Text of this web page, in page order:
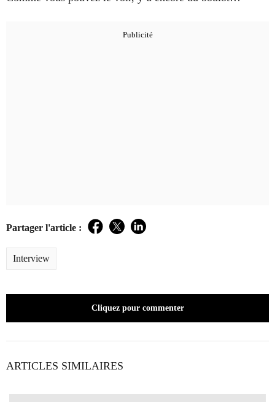
Partager l'article : Facebook
TwitterLinkedIn
Interview
Cliquez pour commenter
ARTICLES SIMILAIRES